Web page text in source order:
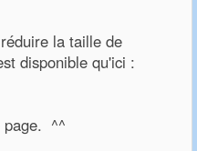
la taille de
disponible qu'ici :
page. ^^